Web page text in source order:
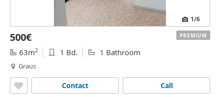
1/6
500€
63m2 1 Bd. 1 Bathroom
Graus
Call
Contact
PREMIUM